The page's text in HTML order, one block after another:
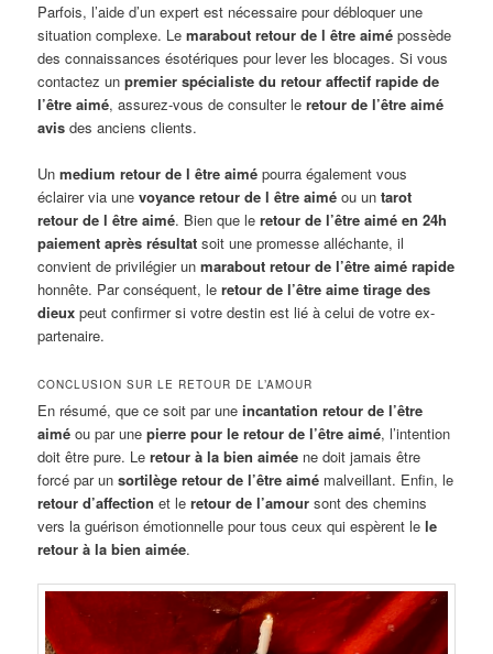
Parfois, l’aide d’un expert est nécessaire pour débloquer une
situation complexe. Lemarabout retour de l être aimé possède
des connaissances ésotériques pour lever les blocages. Si vous
contactez unpremier spécialiste du retour affectif rapide de
l’être aimé, assurez-vous de consulter leretour de l’être aimé
avis des anciens clients.
Unmedium retour de l être aimé pourra également vous
éclairer via unevoyance retour de l être aimé ou untarot
retour de l être aimé. Bien que leretour de l’être aimé en 24h
paiement après résultat soit une promesse alléchante, il
convient de privilégier unmarabout retour de l’être aimé rapide
honnête. Par conséquent, leretour de l’être aime tirage des
dieux peut confirmer si votre destin est lié à celui de votre ex-
partenaire.
CONCLUSION SUR LE RETOUR DE L’AMOUR
En résumé, que ce soit par uneincantation retour de l’être
aimé ou par unepierre pour le retour de l’être aimé, l’intention
doit être pure. Leretour à la bien aimée ne doit jamais être
forcé par unsortilège retour de l’être aimé malveillant. Enfin, le
retour d’affection et leretour de l’amour sont des chemins
vers la guérison émotionnelle pour tous ceux qui espèrent lele
retour à la bien aimée.